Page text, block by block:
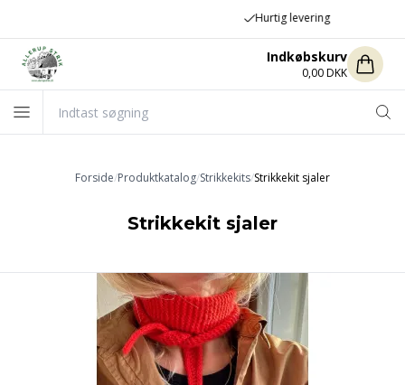
Hurtig levering
Indkøbskurv
0,00 DKK
Forside/Produktkatalog/Strikkekits/Strikkekit sjaler
Strikkekit sjaler